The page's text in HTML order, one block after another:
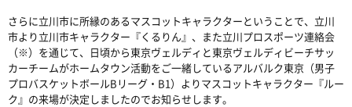
さらに立川市に所縁のあるマスコットキャラクターということで、立川
市より立川市キャラクター『くるりん』、また立川プロスポーツ連絡会
（※）を通じて、日頃から東京ヴェルディと東京ヴェルディビーチサッ
カーチームがホームタウン活動をご一緒しているアルバルク東京（男子
プロバスケットボールBリーグ・ B1）よりマスコットキャラクター『ルー
ク』の来場が決定しましたのでお知らせします。